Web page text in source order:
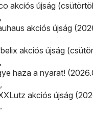
akciós újság
,
akciós újság
akciós újság
,
haza a nyarat!
,
akciós újság
.